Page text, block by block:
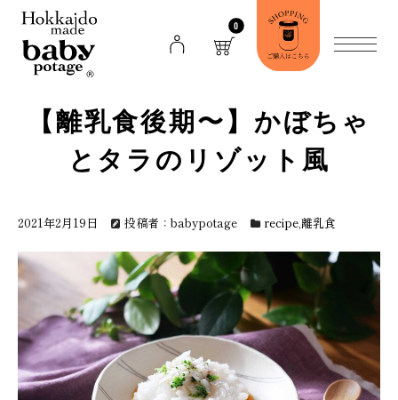
0
【離乳食後期〜】かぼちゃ
とタラのリゾット風
2021年2月19日 投稿者：babypotage recipe,離乳食